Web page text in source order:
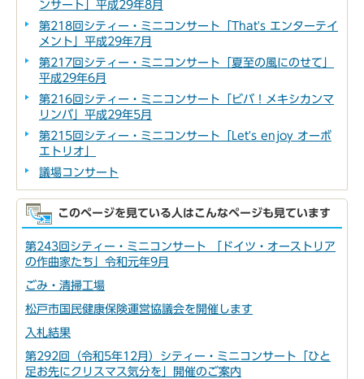
ンサート」平成29年8月
第218回シティー・ミニコンサート「That's エンターテイ
メント」平成29年7月
第217回シティー・ミニコンサート「夏至の風にのせて」
平成29年6月
第216回シティー・ミニコンサート「ビバ！メキシカンマ
リンバ」平成29年5月
第215回シティー・ミニコンサート「Let's enjoy オーボ
エトリオ」
議場コンサート
このページを見ている人はこんなページも見ています
第243回シティー・ミニコンサート 「ドイツ・オーストリア
の作曲家たち」令和元年9月
ごみ・清掃工場
松戸市国民健康保険運営協議会を開催します
入札結果
第292回（令和5年12月）シティー・ミニコンサート「ひと
足お先にクリスマス気分を」開催のご案内